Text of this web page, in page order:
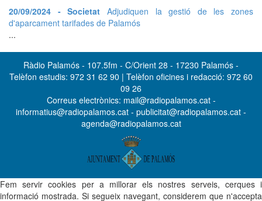
20/09/2024 - Societat Adjudiquen la gestió de les zones
d'aparcament tarifades de Palamós
...
Ràdio Palamós - 107.5fm - C/Orient 28 - 17230 Palamós -
Telèfon estudis: 972 31 62 90 | Telèfon oficines i redacció: 972 60
09 26
Correus electrònics: mail@radiopalamos.cat -
informatius@radiopalamos.cat - publicitat@radiopalamos.cat -
agenda@radiopalamos.cat
Fem servir cookies per a millorar els nostres serveis, cerques i
informació mostrada. Si segueix navegant, considerem que n'accepta